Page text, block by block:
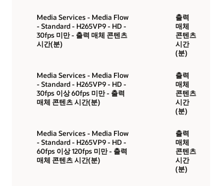
Media Services - Media Flow
- Standard - H265VP9 - HD -
30fps 미만 - 출력 매체 콘텐츠
시간(분)
출력
매체
콘텐츠
시간
(분)
Media Services - Media Flow
- Standard - H265VP9 - HD -
30fps 이상 60fps 미만 - 출력
매체 콘텐츠 시간(분)
출력
매체
콘텐츠
시간
(분)
Media Services - Media Flow
- Standard - H265VP9 - HD -
60fps 이상 120fps 미만 - 출력
매체 콘텐츠 시간(분)
출력
매체
콘텐츠
시간
(분)